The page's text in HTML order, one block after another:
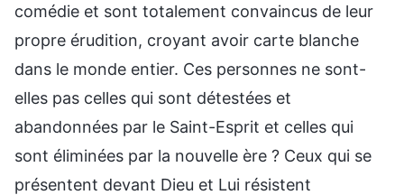
comédie et sont totalement convaincus de leur
propre érudition, croyant avoir carte blanche
dans le monde entier. Ces personnes ne sont-
elles pas celles qui sont détestées et
abandonnées par le Saint-Esprit et celles qui
sont éliminées par la nouvelle ère ? Ceux qui se
présentent devant Dieu et Lui résistent